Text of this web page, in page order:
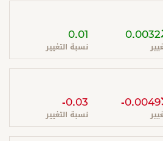
0.0032
0.01
نسبة التغيير
-0.0049
-0.03
نسبة التغيير